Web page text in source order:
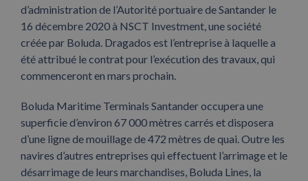
d’administration de l’Autorité portuaire de Santander le
16 décembre 2020 à NSCT Investment, une société
créée par Boluda. Dragados est l’entreprise à laquelle a
été attribué le contrat pour l’exécution des travaux, qui
commenceront en mars prochain.
Boluda Maritime Terminals Santander occupera une
superficie d’environ 67 000 mètres carrés et disposera
d’une ligne de mouillage de 472 mètres de quai. Outre les
navires d’autres entreprises qui effectuent l’arrimage et le
désarrimage de leurs marchandises, Boluda Lines, la